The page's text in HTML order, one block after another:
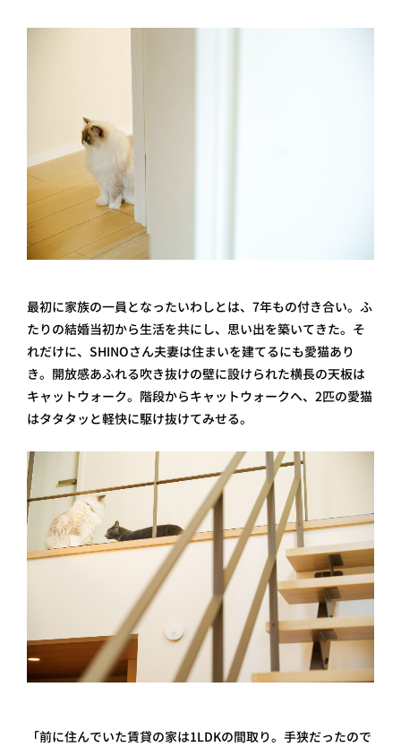
最初に家族の一員となったいわしとは、7年もの付き合い。ふ
たりの結婚当初から生活を共にし、思い出を築いてきた。そ
れだけに、SHINOさん夫妻は住まいを建てるにも愛猫あり
き。開放感あふれる吹き抜けの壁に設けられた横長の天板は
キャットウォーク。階段からキャットウォークへ、2匹の愛猫
はタタタッと軽快に駆け抜けてみせる。
「前に住んでいた賃貸の家は1LDKの間取り。手狭だったので